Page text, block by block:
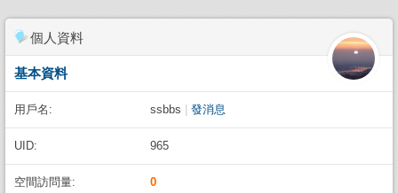
個人資料
基本資料
用戶名: ssbbs 發消息
UID: 965
空間訪問量: 0